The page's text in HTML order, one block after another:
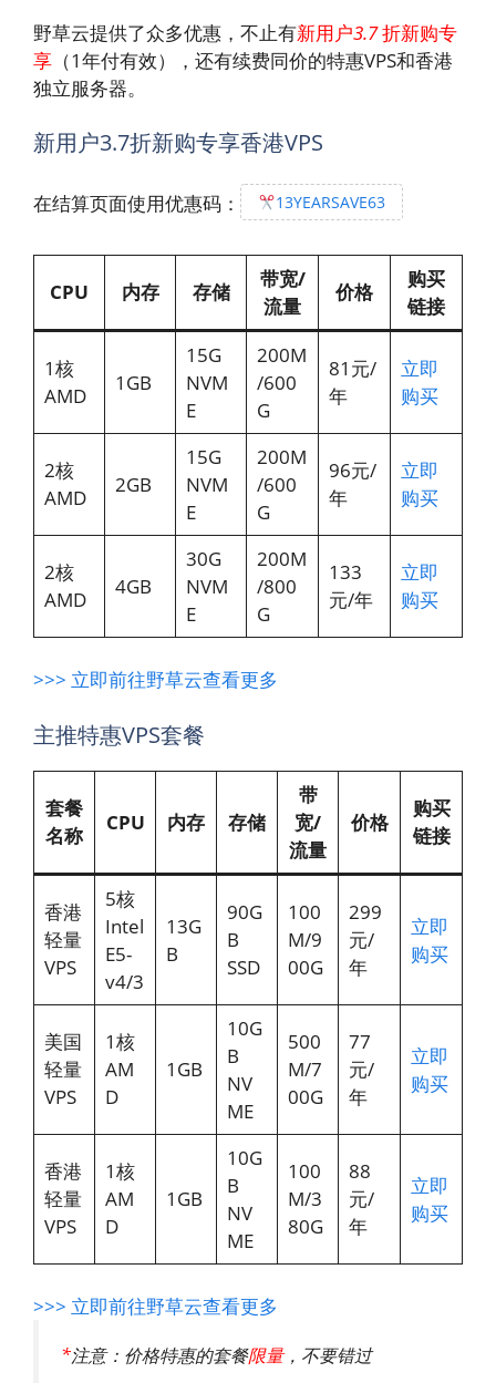
野草云提供了众多优惠，不止有新用户3.7折新购专
享 （1年付有效），还有续费同价的特惠VPS和香港
独立服务器。
新用户3.7折新购专享香港VPS
在结算页面使用优惠码： 13YEARSAVE63
CPU 内存 存储
带宽/
流量
价格
购买
链接
1核
AMD
1GB
15G
NVM
E
200M
/600
G
81元/
年
立即
购买
2核
AMD
2GB
15G
NVM
E
200M
/600
G
96元/
年
立即
购买
2核
AMD
4GB
30G
NVM
E
200M
/800
G
133
元/年
立即
购买
>>> 立即前往野草云查看更多
主推特惠VPS套餐
套餐
名称
CPU 内存 存储
带
宽/
流量
价格
购买
链接
香港
轻量
VPS
5核
Intel
E5-
v4/3
13G
B
90G
B
SSD
100
M/9
00G
299
元/
年
立即
购买
美国
轻量
VPS
1核
AM
D
1GB
10G
B
NV
ME
500
M/7
00G
77
元/
年
立即
购买
香港
轻量
VPS
1核
AM
D
1GB
10G
B
NV
ME
100
M/3
80G
88
元/
年
立即
购买
>>> 立即前往野草云查看更多
*注意：价格特惠的套餐限量，不要错过